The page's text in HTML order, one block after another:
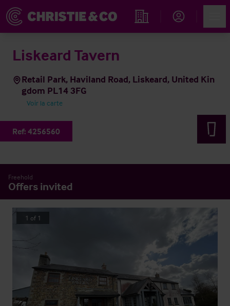
Rechercher un hôtel
Liskeard Tavern
Retail Park, Haviland Road, Liskeard, United Kin
gdom PL14 3FG
Voir la carte
Ref: 4256560
Freehold
Offers invited
1 of 1